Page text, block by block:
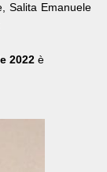
Salita Emanuele
2022 è